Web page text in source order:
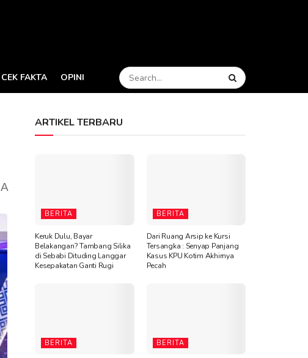
CEK FAKTA OPINI
A
ARTIKEL TERBARU
BERITA
Keruk Dulu, Bayar
Belakangan? Tambang Silika
di Sebabi Dituding Langgar
Kesepakatan Ganti Rugi
BERITA
Dari Ruang Arsip ke Kursi
Tersangka : Senyap Panjang
Kasus KPU Kotim Akhirnya
Pecah
BERITA BERITA